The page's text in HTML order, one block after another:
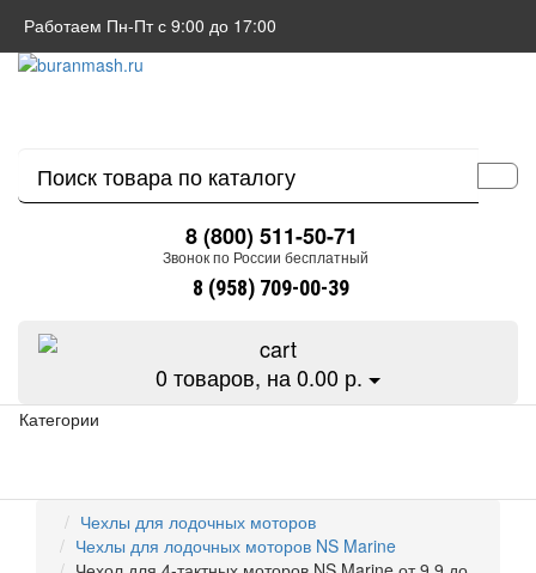
Работаем Пн-Пт с 9:00 до 17:00
8 (800) 511-50-71
Звонок по России бесплатный
8 (958) 709-00-39
0товаров, на 0.00 р.
Категории
Чехлы для лодочных моторов
Чехлы для лодочных моторов NS Marine